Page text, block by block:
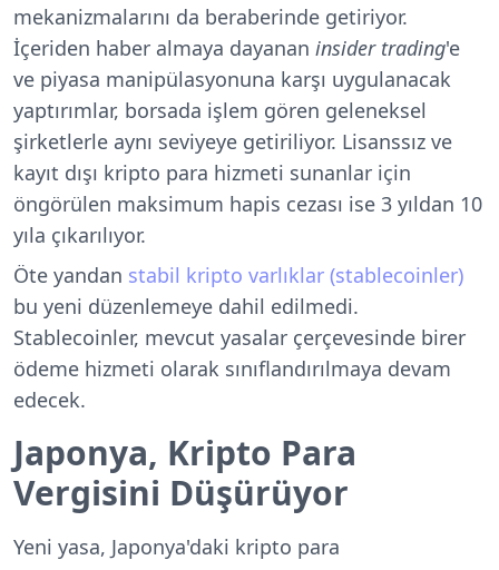
mekanizmalarını da beraberinde getiriyor.
İçeriden haber almaya dayanan insider trading'e
ve piyasa manipülasyonuna karşı uygulanacak
yaptırımlar, borsada işlem gören geleneksel
şirketlerle aynı seviyeye getiriliyor. Lisanssız ve
kayıt dışı kripto para hizmeti sunanlar için
öngörülen maksimum hapis cezası ise 3 yıldan 10
yıla çıkarılıyor.
Öte yandan stabil kripto varlıklar (stablecoinler)
bu yeni düzenlemeye dahil edilmedi.
Stablecoinler, mevcut yasalar çerçevesinde birer
ödeme hizmeti olarak sınıflandırılmaya devam
edecek.
Japonya, Kripto Para
Vergisini Düşürüyor
Yeni yasa, Japonya'daki kripto para